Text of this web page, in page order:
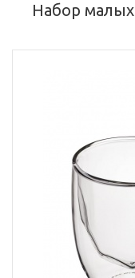
Набор